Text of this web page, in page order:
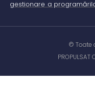
gestionare a
© Toate
PROPULSAT